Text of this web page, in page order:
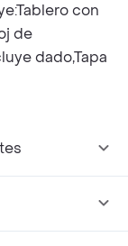
con
de
dado,Tapa